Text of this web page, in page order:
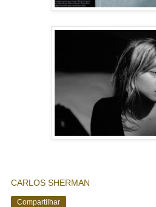
CARLOS SHERMAN
Compartilhar